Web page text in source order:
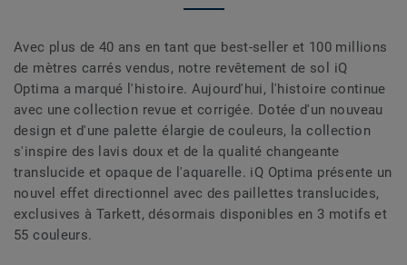
Avec plus de 40 ans en tant que best-seller et 100 millions
de mètres carrés vendus, notre revêtement de sol iQ
Optima a marqué l'histoire. Aujourd'hui, l'histoire continue
avec une collection revue et corrigée. Dotée d'un nouveau
design et d'une palette élargie de couleurs, la collection
s'inspire des lavis doux et de la qualité changeante
translucide et opaque de l'aquarelle. iQ Optima présente un
nouvel effet directionnel avec des paillettes translucides,
exclusives à Tarkett, désormais disponibles en 3 motifs et
55 couleurs.